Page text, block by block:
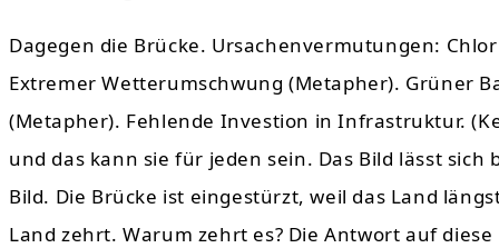
Dagegen die Brücke. Ursachenvermutungen:
Extremer Wetterumschwung (Metapher). Grüner
(Metapher). Fehlende Investion in Infrastruktur.
und das kann sie für jeden sein. Das Bild lässt
Bild. Die Brücke ist eingestürzt, weil das Land
Land zehrt. Warum zehrt es? Die Antwort auf